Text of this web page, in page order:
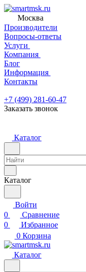
Москва
Производители
Вопросы-ответы
Услуги
Компания
Блог
Информация
Контакты
+7 (499) 281-60-47
Заказать звонок
Каталог
Каталог
Войти
0
Сравнение
0
Избранное
0 Корзина
Каталог